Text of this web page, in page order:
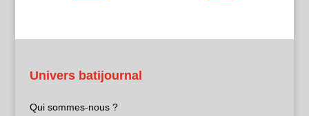
Univers batijournal
Qui sommes-nous ?